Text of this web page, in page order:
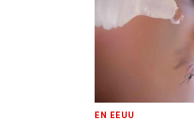
EN EEUU